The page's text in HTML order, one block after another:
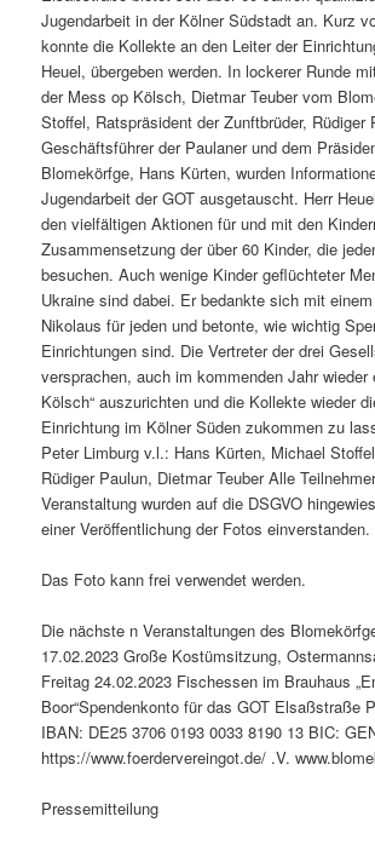
Jugendarbeit in der Kölner Südstadt an. Kurz
konnte die Kollekte an den Leiter der
Heuel, übergeben werden. In lockerer Runde
der Mess op Kölsch, Dietmar Teuber vom
Stoffel, Ratspräsident der Zunftbrüder, Rüdiger
Geschäftsführer der Paulaner und dem
Blomekörfge, Hans Kürten, wurden
Jugendarbeit der GOT ausgetauscht. Herr
den vielfältigen Aktionen für und mit den
Zusammensetzung der über 60 Kinder, die
besuchen. Auch wenige Kinder geflüchteter
Ukraine sind dabei. Er bedankte sich mit
Nikolaus für jeden und betonte, wie wichtig
Einrichtungen sind. Die Vertreter der drei
versprachen, auch im kommenden Jahr wieder
Kölsch“ auszurichten und die Kollekte wieder
Einrichtung im Kölner Süden zukommen zu
Peter Limburg v.l.: Hans Kürten, Michael
Rüdiger Paulun, Dietmar Teuber Alle
Veranstaltung wurden auf die DSGVO
einer Veröffentlichung der Fotos einverstanden.
Das Foto kann frei verwendet werden.
Die nächste n Veranstaltungen des
17.02.2023 Große Kostümsitzung,
Freitag 24.02.2023 Fischessen im Brauhaus
Boor“Spendenkonto für das GOT Elsaßstraße
IBAN: DE25 3706 0193 0033 8190 13 BIC:
https://www.foerdervereingot.de/ .V.
Pressemitteilung